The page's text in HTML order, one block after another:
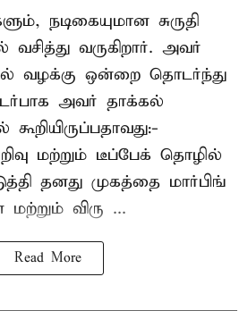
நடிகையுமான சுருதி
வசித்து வருகிறார். அவர்
வழக்கு ஒன்றை தொடர்ந்து
அவர் தாக்கல்
மற்றும் டீப்பேக் தொழில்
தனது முகத்தை மார்பிங்
விரு ...
Read More